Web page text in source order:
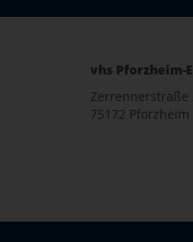
vhs Pforzheim-
Zerrennerstraße
75172 Pforzheim